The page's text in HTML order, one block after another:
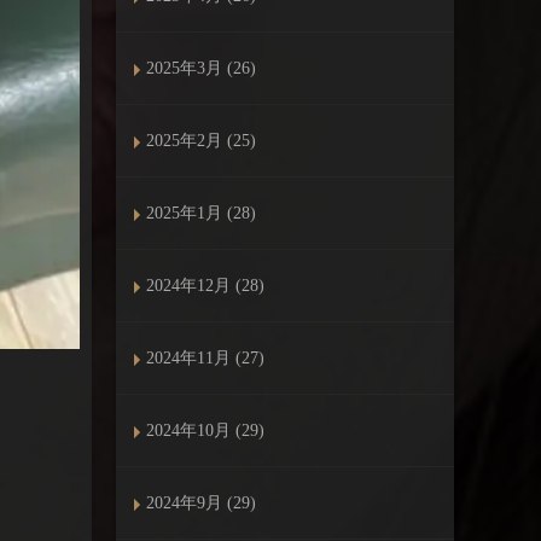
2025年3月 (26)
2025年2月 (25)
2025年1月 (28)
2024年12月 (28)
2024年11月 (27)
2024年10月 (29)
2024年9月 (29)